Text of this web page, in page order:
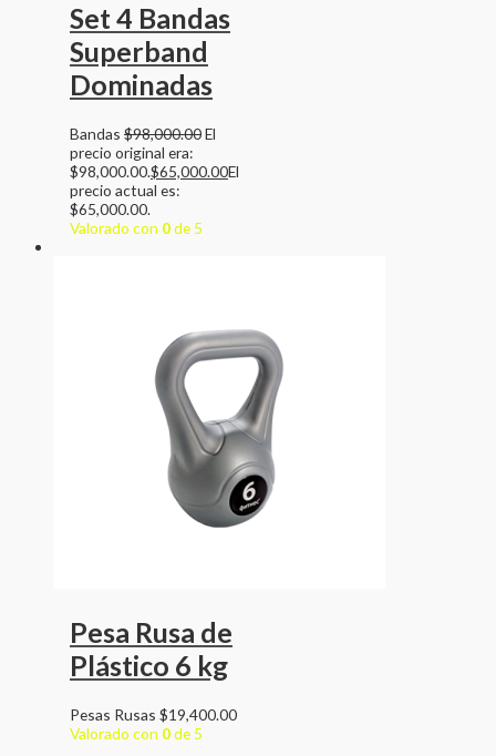
Set 4 Bandas
Superband
Dominadas
Bandas $98,000.00El
precio original era:
$98,000.00.$65,000.00El
precio actual es:
$65,000.00.
Valorado con 0de 5
Pesa Rusa de
Plástico 6 kg
Pesas Rusas $19,400.00
Valorado con 0de 5